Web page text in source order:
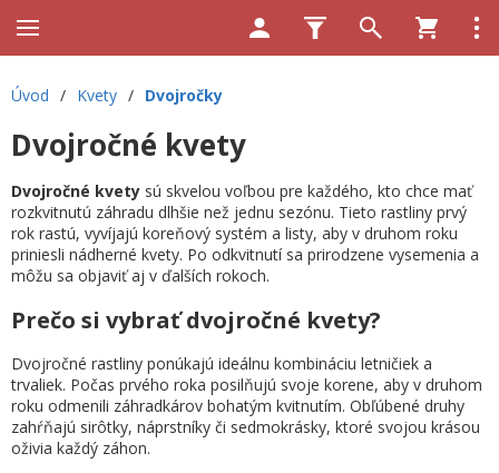
Úvod / Kvety / Dvojročky
Dvojročné kvety
Dvojročné kvety sú skvelou voľbou pre každého, kto chce mať
rozkvitnutú záhradu dlhšie než jednu sezónu. Tieto rastliny prvý
rok rastú, vyvíjajú koreňový systém a listy, aby v druhom roku
priniesli nádherné kvety. Po odkvitnutí sa prirodzene vysemenia a
môžu sa objaviť aj v ďalších rokoch.
Prečo si vybrať dvojročné kvety?
Dvojročné rastliny ponúkajú ideálnu kombináciu letničiek a
trvaliek. Počas prvého roka posilňujú svoje korene, aby v druhom
roku odmenili záhradkárov bohatým kvitnutím. Obľúbené druhy
zahŕňajú sirôtky, náprstníky či sedmokrásky, ktoré svojou krásou
oživia každý záhon.